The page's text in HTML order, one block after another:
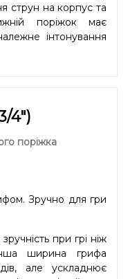
струн на корпус та
поріжок має
інтонування
4″)
поріжка
Зручно для гри
при грі ніж
ширина грифа
але ускладнює